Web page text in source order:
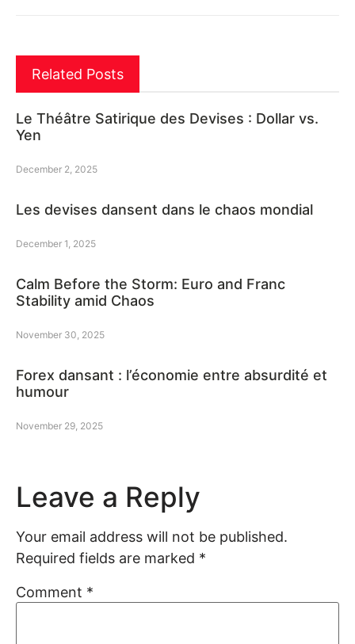
Related Posts
Le Théâtre Satirique des Devises : Dollar vs.
Yen
December 2, 2025
Les devises dansent dans le chaos mondial
December 1, 2025
Calm Before the Storm: Euro and Franc
Stability amid Chaos
November 30, 2025
Forex dansant : l’économie entre absurdité et
humour
November 29, 2025
Leave a Reply
Your email address will not be published.
Required fields are marked *
Comment *